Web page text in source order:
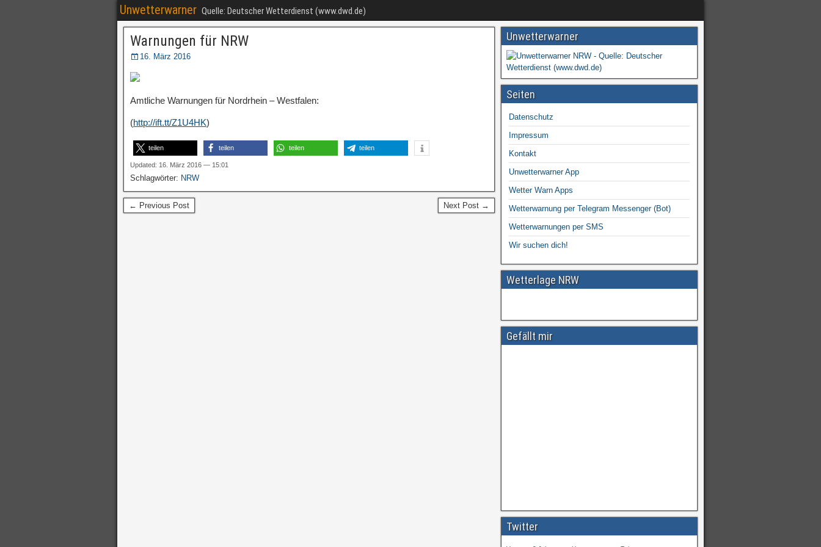
Unwetterwarner Quelle: Deutscher Wetterdienst (www.dwd.de)
Warnungen für NRW
16. März 2016
Amtliche Warnungen für Nordrhein – Westfalen:
(http://ift.tt/Z1U4HK)
teilen teilen teilen teilen
Updated: 16. März 2016 — 15:01
Schlagwörter: NRW
← Previous Post Next Post →
Unwetterwarner
Seiten
Datenschutz
Impressum
Kontakt
Unwetterwarner App
Wetter Warn Apps
Wetterwarnung per Telegram Messenger (Bot)
Wetterwarnungen per SMS
Wir suchen dich!
Wetterlage NRW
Gefällt mir
Twitter
ift.tt/wdhtnmI pic.twitter.com/cmFX…
Vor etwa 3 Jahren